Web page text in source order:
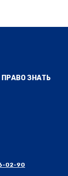
ПРАВО ЗНАТЬ
02-90